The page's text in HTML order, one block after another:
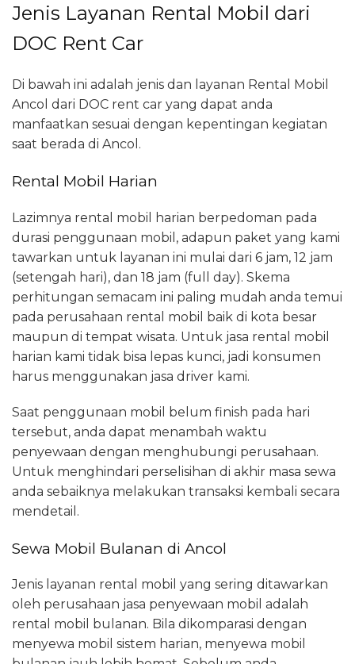
Jenis Layanan Rental Mobil dari
DOC Rent Car
Di bawah ini adalah jenis dan layanan Rental Mobil
Ancol dari DOC rent car yang dapat anda
manfaatkan sesuai dengan kepentingan kegiatan
saat berada di Ancol.
Rental Mobil Harian
Lazimnya rental mobil harian berpedoman pada
durasi penggunaan mobil, adapun paket yang kami
tawarkan untuk layanan ini mulai dari 6 jam, 12 jam
(setengah hari), dan 18 jam (full day). Skema
perhitungan semacam ini paling mudah anda temui
pada perusahaan rental mobil baik di kota besar
maupun di tempat wisata. Untuk jasa rental mobil
harian kami tidak bisa lepas kunci, jadi konsumen
harus menggunakan jasa driver kami.
Saat penggunaan mobil belum finish pada hari
tersebut, anda dapat menambah waktu
penyewaan dengan menghubungi perusahaan.
Untuk menghindari perselisihan di akhir masa sewa
anda sebaiknya melakukan transaksi kembali secara
mendetail.
Sewa Mobil Bulanan di Ancol
Jenis layanan rental mobil yang sering ditawarkan
oleh perusahaan jasa penyewaan mobil adalah
rental mobil bulanan. Bila dikomparasi dengan
menyewa mobil sistem harian, menyewa mobil